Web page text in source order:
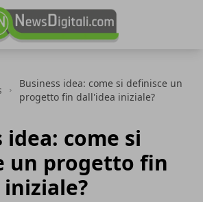
Business idea: come si definisce un
progetto fin dall'idea iniziale?
idea: come si
un progetto fin